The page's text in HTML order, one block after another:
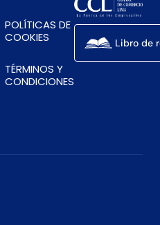
POLÍTICAS DE
COOKIES
TÉRMINOS Y
CONDICIONES
Libro de